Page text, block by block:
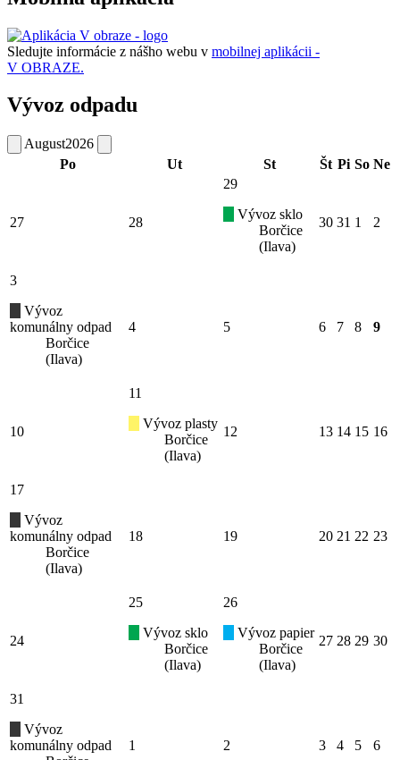
Sledujte informácie z nášho webu v mobilnej aplikácii -
V OBRAZE.
Vývoz odpadu
August2026
Po
Ut St Št Pi So Ne
27 28
29
Vývoz sklo
Borčice
(Ilava)
30 31 1 2
3
Vývoz
komunálny odpad
Borčice
(Ilava)
4 5 6 7 8 9
10
11
Vývoz plasty
Borčice
(Ilava)
12 13 14 15 16
17
Vývoz
komunálny odpad
Borčice
(Ilava)
18 19 20 21 22 23
24
25
Vývoz sklo
Borčice
(Ilava)
26
Vývoz papier
Borčice
(Ilava)
27 28 29 30
31
Vývoz
komunálny odpad
1 2 3 4 5 6